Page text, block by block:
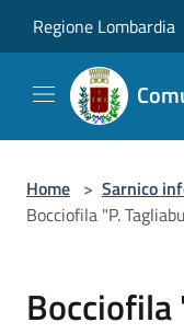
Regione Lombardia
Home > Sarnico
Bocciofila "P.
Bocciofila